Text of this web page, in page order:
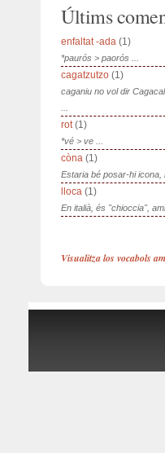
Últims
enfaltat -ada (1)
*paurós > paorós ...
cagatzutzo (1)
caganiu no vol dir
rot(1)
*vé > ve ...
còna (1)
Estaria bé posar-hi icona,
lloca (1)
En italià, és "chioccia",
Visualitza los vocabols